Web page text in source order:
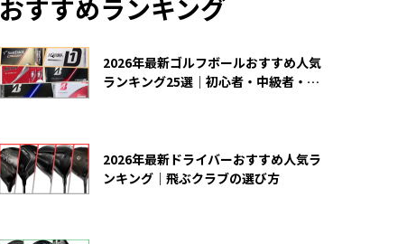
おすすめランキング
2026年最新ゴルフボールおすすめ人気
ランキング25選｜初心者・中級者・上
2026年最新ドライバーおすすめ人気ラ
ンキング｜飛ぶクラブの選び方